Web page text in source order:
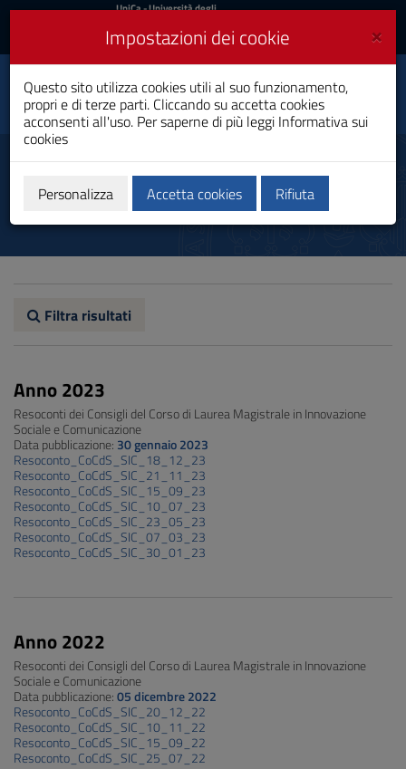
Vai
al
navigazione
sito
Footer
UniCa
Accedi
UniCa- Università degli
Accedi UniCA News
Toggle
navigation
Innovazione Sociale e
Comunicazione
Laurea Magistrale
Resoconti
Filtra risultati
Anno 2023
Resoconti dei Consigli del Corso di Laurea Magistrale in Innovazione
Sociale e Comunicazione
Data pubblicazione: 30 gennaio 2023
Resoconto_CoCdS_SIC_18_12_23
Resoconto_CoCdS_SIC_21_11_23
Resoconto_CoCdS_SIC_15_09_23
Resoconto_CoCdS_SIC_10_07_23
Resoconto_CoCdS_SIC_23_05_23
Resoconto_CoCdS_SIC_07_03_23
Resoconto_CoCdS_SIC_30_01_23
Anno 2022
Resoconti dei Consigli del Corso di Laurea Magistrale in Innovazione
Sociale e Comunicazione
Data pubblicazione:05 dicembre 2022
Resoconto_CoCdS_SIC_20_12_22
Resoconto_CoCdS_SIC_10_11_22
Resoconto_CoCdS_SIC_15_09_22
Resoconto_CoCdS_SIC_25_07_22
×
Impostazioni dei cookie
Questo sito utilizza cookies utili al suo funzionamento,
propri e di terze parti. Cliccando su accetta cookies
acconsenti all'uso. Per saperne di più leggi Informativa sui
cookies
Personalizza Accetta cookies Rifiuta